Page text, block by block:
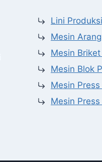
Lini
Mesin
Mesin
Mesin Blok
Mesin
Mesin